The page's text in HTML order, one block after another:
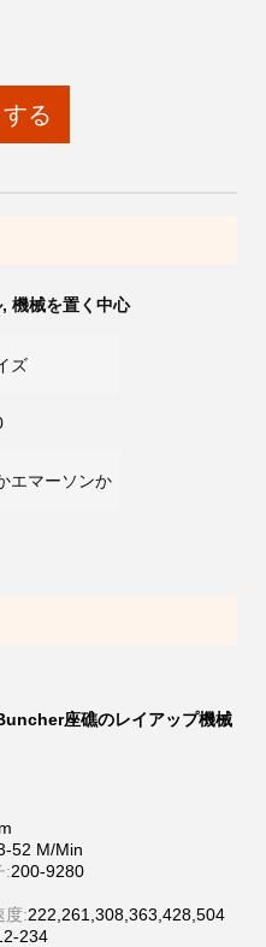
る
, 機械を置く中心
ズ
エマーソンか
座礁のレイアップ機械
52 M/Min
:200-9280
度:222,261,308,363,428,504
234